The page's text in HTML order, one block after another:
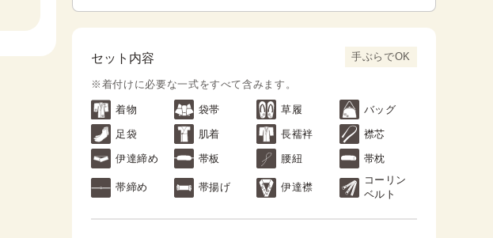
セット内容 手ぶらでOK
※着付けに必要な一式をすべて含みます。
着物 袋帯 草履 バッグ
足袋 肌着 長襦袢 襟芯
伊達締め 帯板 腰紐 帯枕
帯締め 帯揚げ 伊達襟
コーリン
ベルト